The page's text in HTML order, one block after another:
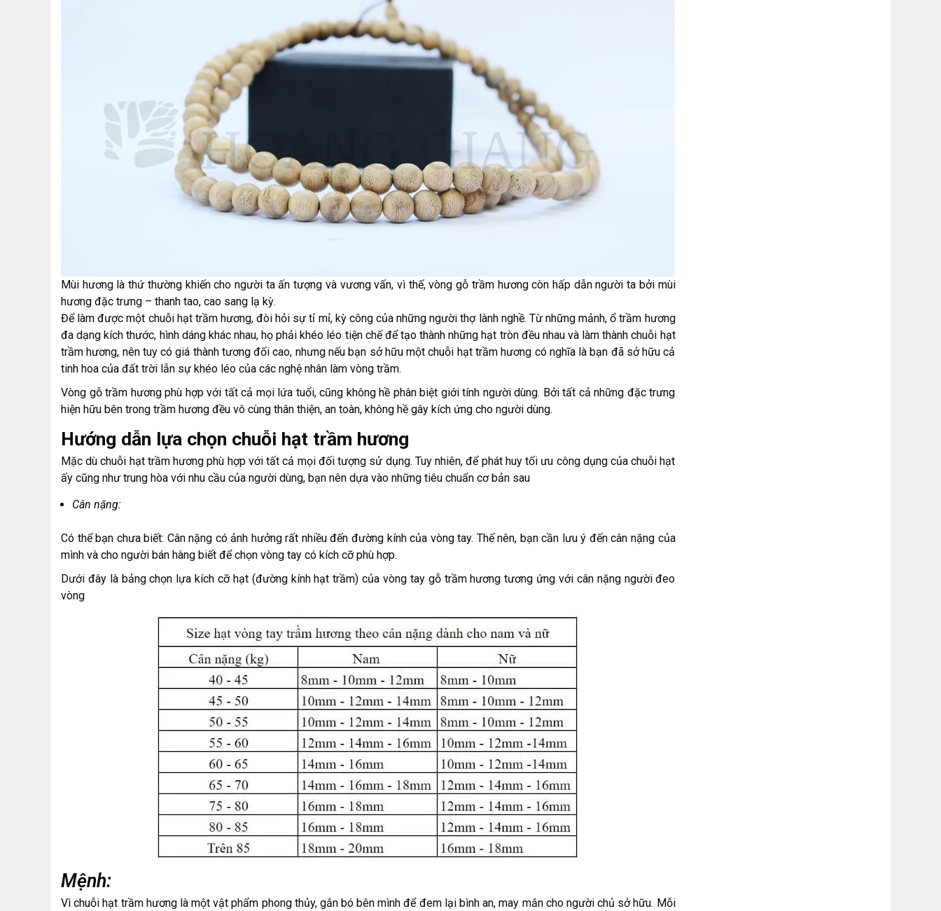
Mùi hương là thứ thường khiến cho người ta ấn tượng và vương vấn, vì thế, vòng gỗ trầm hương còn hấp dẫn người ta bởi mùi
hương đặc trưng – thanh tao, cao sang lạ kỳ.
Để làm được một chuỗi hạt trầm hương, đòi hỏi sự tỉ mỉ, kỳ công của những người thợ lành nghề. Từ những mảnh, ổ trầm hương
đa dạng kích thước, hình dáng khác nhau, họ phải khéo léo tiện chế để tạo thành những hạt tròn đều nhau và làm thành chuỗi hạt
trầm hương, nên tuy có giá thành tương đối cao, nhưng nếu bạn sở hữu một chuỗi hạt trầm hương có nghĩa là bạn đã sở hữu cả
tinh hoa của đất trời lẫn sự khéo léo của các nghệ nhân làm vòng trầm.
Vòng gỗ trầm hương phù hợp với tất cả mọi lứa tuổi, cũng không hề phân biệt giới tính người dùng. Bởi tất cả những đặc trưng
hiện hữu bên trong trầm hương đều vô cùng thân thiện, an toàn, không hề gây kích ứng cho người dùng.
Hướng dẫn lựa chọn chuỗi hạt trầm hương
Mặc dù chuỗi hạt trầm hương phù hợp với tất cả mọi đối tượng sử dụng. Tuy nhiên, để phát huy tối ưu công dụng của chuỗi hạt
ấy cũng như trung hòa với nhu cầu của người dùng, bạn nên dựa vào những tiêu chuẩn cơ bản sau
Cân nặng:
Có thể bạn chưa biết: Cân nặng có ảnh hưởng rất nhiều đến đường kính của vòng tay. Thế nên, bạn cần lưu ý đến cân nặng của
mình và cho người bán hàng biết để chọn vòng tay có kích cỡ phù hợp.
Dưới đây là bảng chọn lựa kích cỡ hạt (đường kính hạt trầm) của vòng tay gỗ trầm hương tương ứng với cân nặng người đeo
vòng
Mệnh:
Vì chuỗi hạt trầm hương là một vật phẩm phong thủy, gắn bó bên mình để đem lại bình an, may mắn cho người chủ sở hữu. Mỗi